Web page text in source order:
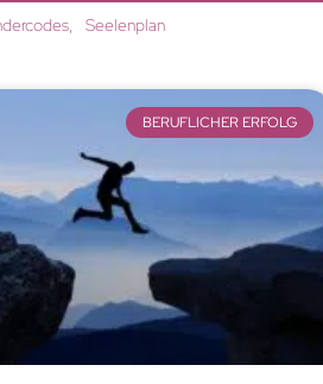
Seelenplan
BERUFLICHER ERFOLG